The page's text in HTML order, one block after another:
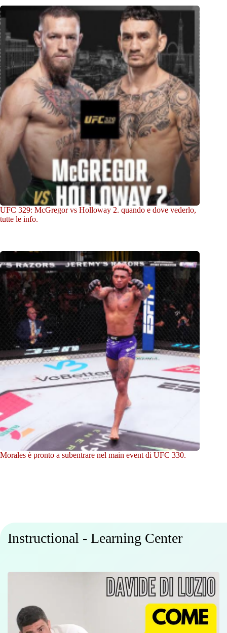
UFC 329: McGregor vs Holloway 2. quando e dove vederlo,
tutte le info.
Morales è pronto a subentrare nel main event di UFC 330.
Instructional - Learning Center